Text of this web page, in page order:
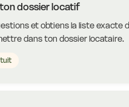
dossier locatif
et obtiens la liste exacte
dans ton dossier locataire.